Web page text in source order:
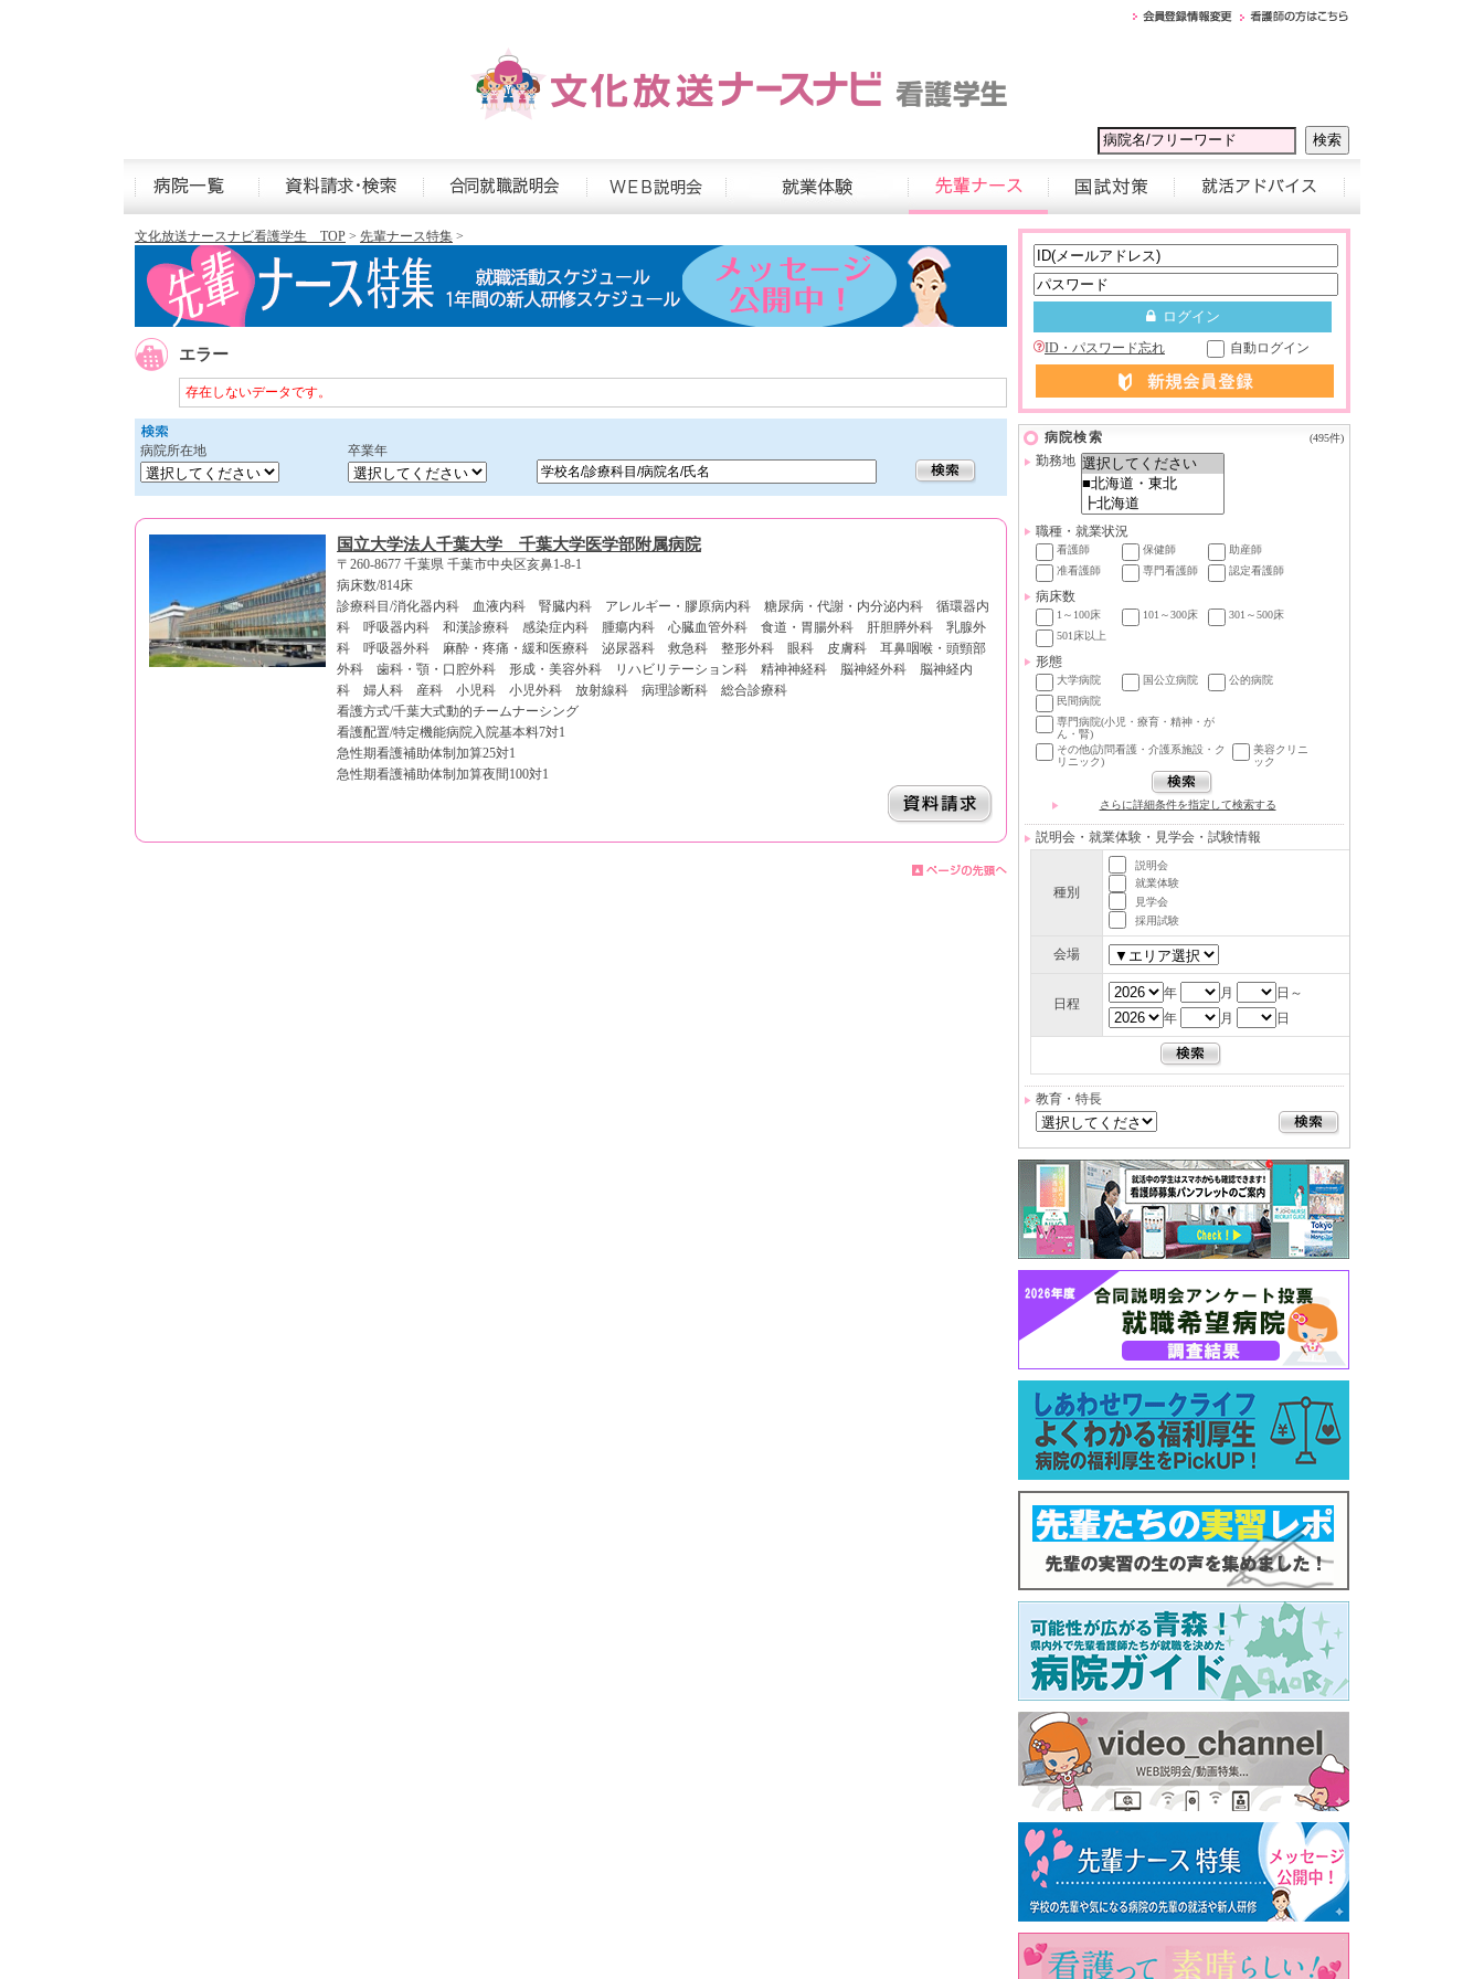
文化放送ナースナビ看護学生 TOP > 先輩ナース特集 >
エラー
存在しないデータです。
病院所在地 卒業年
国立大学法人千葉大学 千葉大学医学部附属病院
〒260-8677 千葉県 千葉市中央区亥鼻1-8-1
病床数/814床
診療科目/消化器内科 血液内科 腎臓内科 アレルギー・膠原病内科 糖尿病・代謝・内分泌内科 循環器内
科 呼吸器内科 和漢診療科 感染症内科 腫瘍内科 心臓血管外科 食道・胃腸外科 肝胆膵外科 乳腺外
科 呼吸器外科 麻酔・疼痛・緩和医療科 泌尿器科 救急科 整形外科 眼科 皮膚科 耳鼻咽喉・頭頸部
外科 歯科・顎・口腔外科 形成・美容外科 リハビリテーション科 精神神経科 脳神経外科 脳神経内
科 婦人科 産科 小児科 小児外科 放射線科 病理診断科 総合診療科
看護方式/千葉大式動的チームナーシング
看護配置/特定機能病院入院基本料7対1
急性期看護補助体制加算25対1
急性期看護補助体制加算夜間100対1
ID・パスワード忘れ 自動ログイン
病院検索 (495件)
勤務地
職種・就業状況
看護師 保健師
助産師
准看護師
専門看護師 認定看護師
病床数
1～100床 101～300床
301～500床
501床以上
形態
大学病院 国公立病院
公的病院
民間病院
専門病院(小児・療育・精神・が
ん・腎)
その他(訪問看護・介護系施設・ク
リニック)
美容クリニ
ック
さらに詳細条件を指定して検索する
説明会・就業体験・見学会・試験情報
種別
説明会
就業体験
見学会
採用試験
会場
日程
年 月
日～
年
月 日
教育・特長